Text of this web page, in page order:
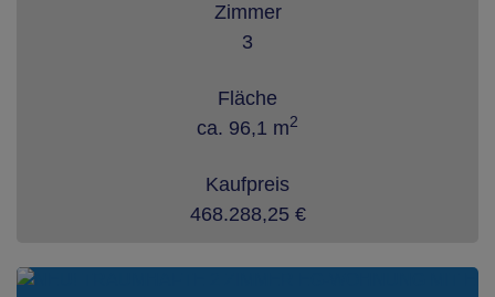
Zimmer
3
Fläche
ca. 96,1 m2
Kaufpreis
468.288,25 €